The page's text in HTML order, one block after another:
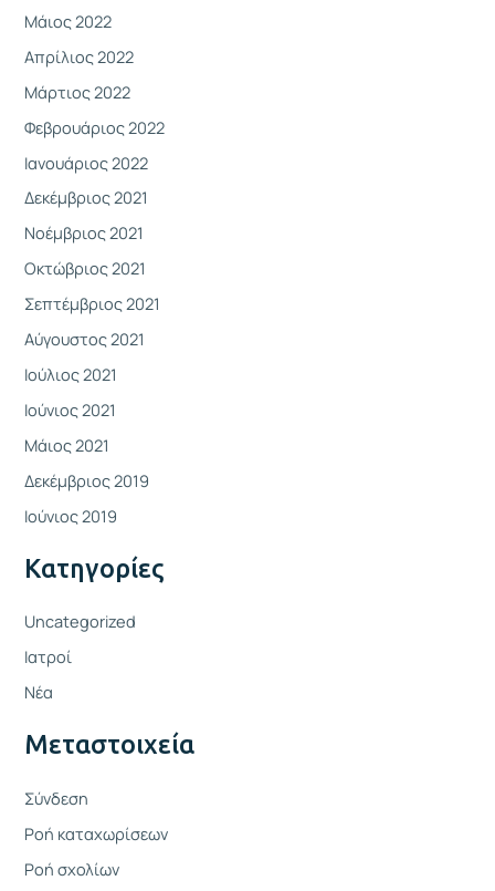
Μάιος 2022
Απρίλιος 2022
Μάρτιος 2022
Φεβρουάριος 2022
Ιανουάριος 2022
Δεκέμβριος 2021
Νοέμβριος 2021
Οκτώβριος 2021
Σεπτέμβριος 2021
Αύγουστος 2021
Ιούλιος 2021
Ιούνιος 2021
Μάιος 2021
Δεκέμβριος 2019
Ιούνιος 2019
Kατηγορίες
Uncategorized
Ιατροί
Νέα
Μεταστοιχεία
Σύνδεση
Ροή καταχωρίσεων
Ροή σχολίων